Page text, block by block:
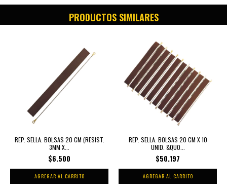
PRODUCTOS SIMILARES
REP. SELLA. BOLSAS 20 CM (RESIST.
3MM X...
$6.500
REP. SELLA. BOLSAS 20 CM X 10
UNID. &QUO...
$50.197